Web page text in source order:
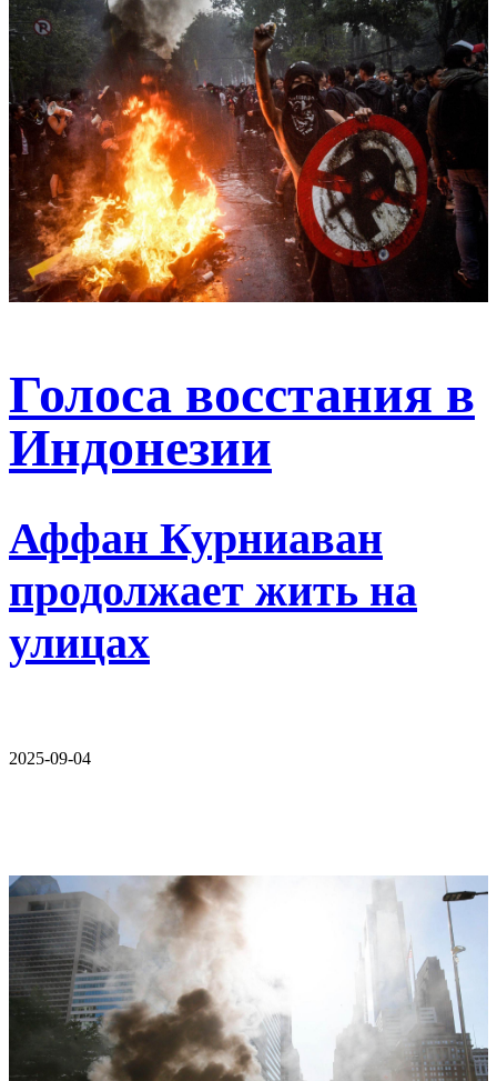
Голоса восстания в
Индонезии
Аффан Курниаван
продолжает жить на
улицах
2025-09-04